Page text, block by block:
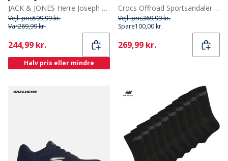
JACK & JONES Herre Joseph Fem Pakke T-shirts Marineblå / Hvid / Grå / Støvet Oliven / Sort
Vejl. pris599,99 kr.
Var269,99 kr.
Current
244,99 kr.
Halv pris eller mindre
Crocs Offroad Sportsandaler Espresso/Valnød
Vejl. pris369,99 kr.
Spare100,00 kr.
Current
269,99 kr.